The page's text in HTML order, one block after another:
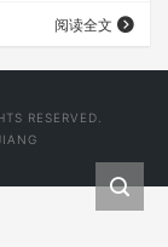
只是为了防止
有一个偶回文
阅读全文
RESERVED.